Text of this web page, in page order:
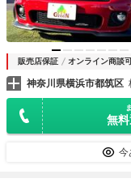
販売店保証 オンライン商談可
神奈川県横浜市都筑区
無
今